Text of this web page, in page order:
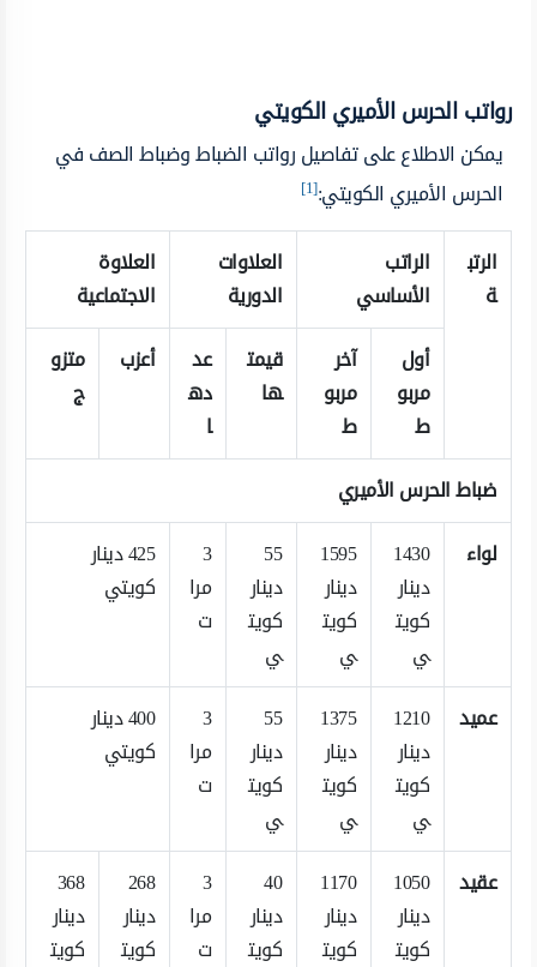
رواتب الحرس الأميري الكويتي
يمكن الاطلاع على تفاصيل رواتب الضباط وضباط الصف في
الحرس الأميري الكويتي:[1]
الرتب
ة
الراتب
الأساسي
العلاوات
الدورية
العلاوة
الاجتماعية
أول
مربو
ط
آخر
مربو
ط
قيمت
ها
عد
ده
ا
أعزب
متزو
ج
ضباط الحرس الأميري
لواء
1430
دينار
كويت
ي
1595
دينار
كويت
ي
55
دينار
كويت
ي
3
مرا
ت
425 دينار
كويتي
عميد
1210
دينار
كويت
ي
1375
دينار
كويت
ي
55
دينار
كويت
ي
3
مرا
ت
400 دينار
كويتي
عقيد
1050
دينار
كويت
1170
دينار
كويت
40
دينار
كويت
3
مرا
ت
268
دينار
كويت
368
دينار
كويت